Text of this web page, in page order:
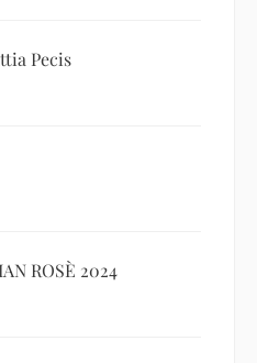
Pecis
ROSÈ 2024